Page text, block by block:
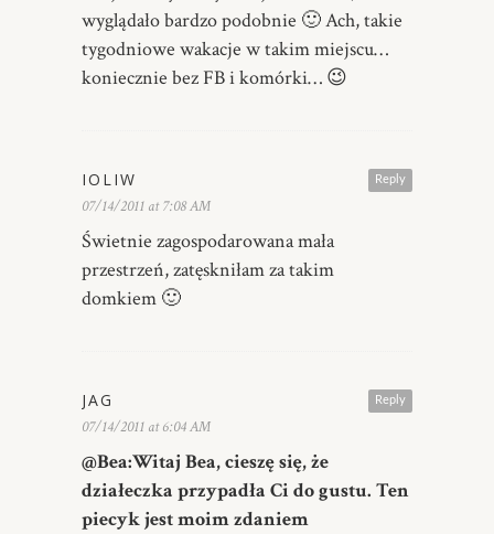
wyglądało bardzo podobnie 🙂 Ach, takie
tygodniowe wakacje w takim miejscu…
koniecznie bez FB i komórki… 😉
Reply
IOLIW
07/14/2011 at 7:08 AM
Świetnie zagospodarowana mała
przestrzeń, zatęskniłam za takim
domkiem 🙂
Reply
JAG
07/14/2011 at 6:04 AM
@Bea:Witaj Bea, cieszę się, że
działeczka przypadła Ci do gustu. Ten
piecyk jest moim zdaniem